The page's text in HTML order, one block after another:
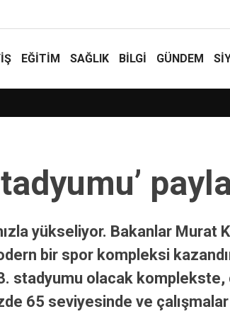
EĞİTİM SAĞLIK BİLGİ GÜNDEM
güvencelerinden biridir”
yükseliyor. Bakanlar Murat
bir spor kompleksi
3. stadyumu olacak
65 seviyesinde ve